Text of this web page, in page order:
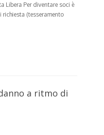
Libera Per diventare soci è
(tesseramento
a ritmo di